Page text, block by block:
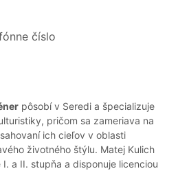
číslo
pôsobí v Seredi a špecializuje
pričom sa zameriava na
ich cieľov v oblasti
životného štýlu. Matej Kulich
a II. stupňa a disponuje licenciou